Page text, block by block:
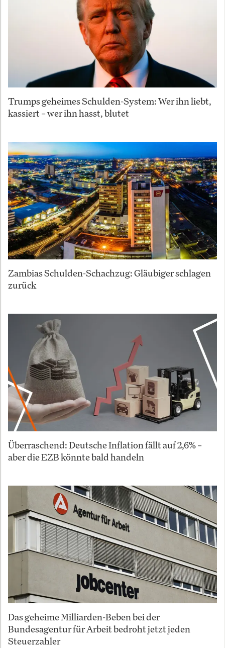
Trumps geheimes Schulden-System: Wer ihn liebt,
kassiert – wer ihn hasst, blutet
Zambias Schulden-Schachzug: Gläubiger schlagen
zurück
Überraschend: Deutsche Inflation fällt auf 2,6% –
aber die EZB könnte bald handeln
Das geheime Milliarden-Beben bei der
Bundesagentur für Arbeit bedroht jetzt jeden
Steuerzahler